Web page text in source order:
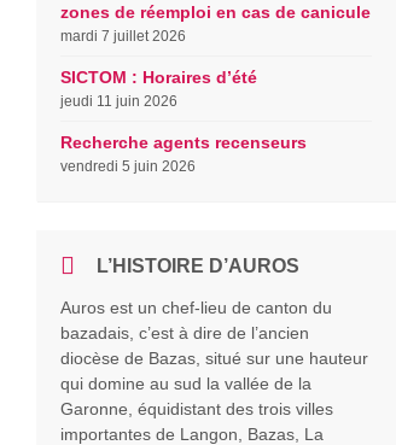
zones de réemploi en cas de canicule
mardi 7 juillet 2026
SICTOM : Horaires d’été
jeudi 11 juin 2026
Recherche agents recenseurs
vendredi 5 juin 2026
L’HISTOIRE D’AUROS
Auros est un chef-lieu de canton du
bazadais, c’est à dire de l’ancien
diocèse de Bazas, situé sur une hauteur
qui domine au sud la vallée de la
Garonne, équidistant des trois villes
importantes de Langon, Bazas, La